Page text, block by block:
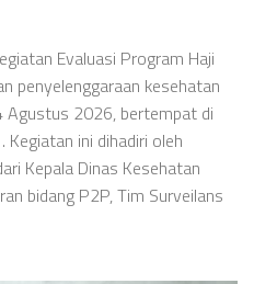
Evaluasi Program Haji
penyelenggaraan kesehatan
Agustus 2026, bertempat di
ini dihadiri oleh
Kepala Dinas Kesehatan
bidang P2P, Tim Surveilans